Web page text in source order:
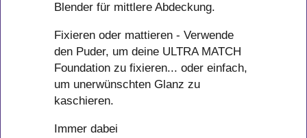
Blender für mittlere Abdeckung.
Fixieren oder mattieren - Verwende
den Puder, um deine ULTRA MATCH
Foundation zu fixieren... oder einfach,
um unerwünschten Glanz zu
kaschieren.
Immer dabei